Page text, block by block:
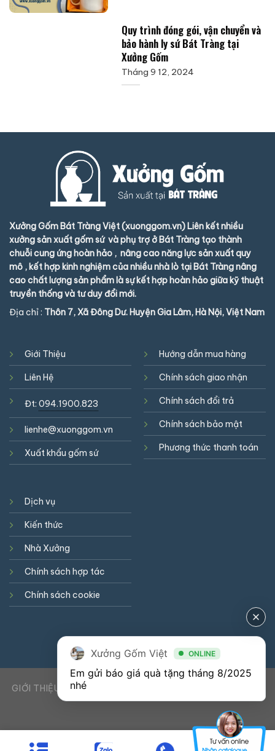
Quy trình đóng gói, vận chuyển và
bảo hành ly sứ Bát Tràng tại
Xưởng Gốm
Tháng 9 12, 2024
Xưởng Gốm Bát Tràng Việt (xuonggom.vn) Liên kết nhiều
xưởng sản xuất gốm sứ và phụ trợ ở Bát Tràng tạo thành
chuỗi cung ứng hoàn hảo , nâng cao năng lực sản xuất quy
mô , kết hợp kinh nghiệm của nhiều nhà lò tại Bát Tràng nâng
cao chất lượng sản phẩm là sự kết hợp hoàn hảo giữa kỹ thuật
truyền thống và tư duy đổi mới.
Địa chỉ : Thôn 7, Xã Đông Dư. Huyện Gia Lâm, Hà Nội, Việt Nam
Giới Thiệu
Liên Hệ
Đt: 094.1900.823
lienhe@xuonggom.vn
Xuất khẩu gốm sứ
Hướng dẫn mua hàng
Chính sách giao nhận
Chính sách đổi trả
Chính sách bảo mật
Phương thức thanh toán
Dịch vụ
Kiến thức
Nhà Xưởng
Chính sách hợp tác
Chính sách cookie
GIỚI THIỆU DỊCH VỤ
Xưởng Gốm Việt ONLINE
Em gửi báo giá quà tặng tháng 8/2025
nhé